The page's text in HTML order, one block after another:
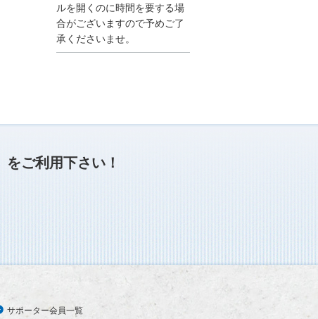
●夏季休業に伴う情報更
新停止のお知らせ●
建設資料館をご利用いた
だき、誠に有難うござい
がされませんので、ご了
承のほど、よろしくお願
伴う情報更新停止のお知
らせ(04/26～04/29、05/0
ユーザー各位
ルを開くのに時間を要する場
合がございますので予めご了
承くださいませ。
をご利用下さい！
サポーター会員一覧